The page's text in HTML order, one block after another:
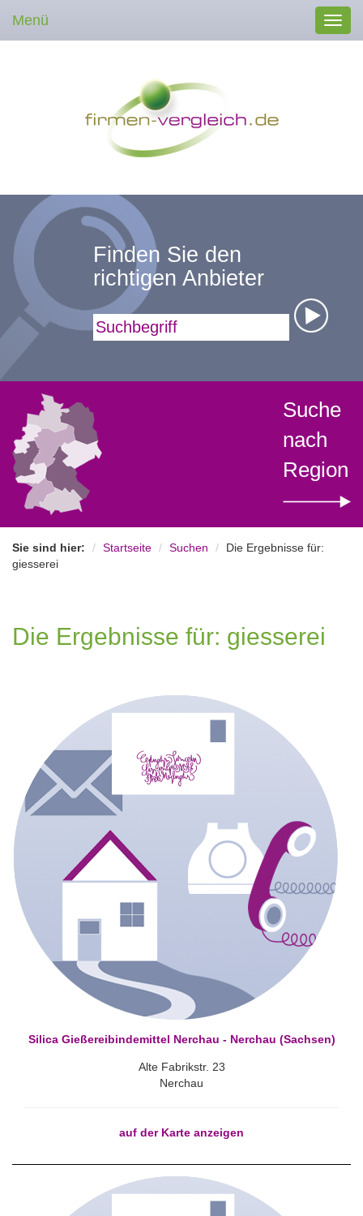
Menü
Finden Sie den
richtigen Anbieter
Suchbegriff
Suche
nach
Region
Sie sind hier: Startseite Suchen
Die Ergebnisse für:
giesserei
Die Ergebnisse für: giesserei
Silica Gießereibindemittel Nerchau - Nerchau (Sachsen)
Alte Fabrikstr. 23
Nerchau
auf der Karte anzeigen